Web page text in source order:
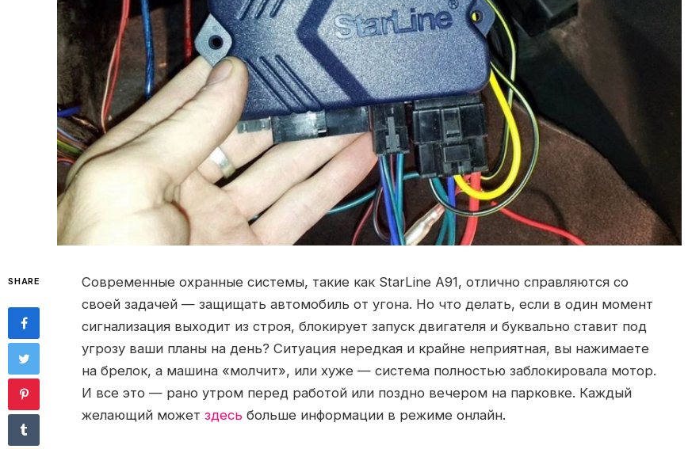
SHARE
Современные охранные системы, такие как StarLine A91, отлично справляются со
своей задачей — защищать автомобиль от угона. Но что делать, если в один момент
сигнализация выходит из строя, блокирует запуск двигателя и буквально ставит под
угрозу ваши планы на день? Ситуация нередкая и крайне неприятная, вы нажимаете
на брелок, а машина «молчит», или хуже — система полностью заблокировала мотор.
И все это — рано утром перед работой или поздно вечером на парковке. Каждый
желающий может здесь больше информации в режиме онлайн.